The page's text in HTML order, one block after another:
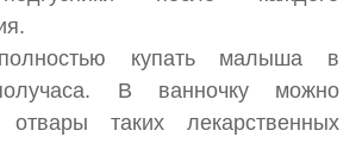
купать малыша в
В ванночку можно
отвары таких лекарственных